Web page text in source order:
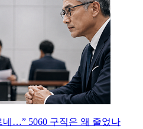
네…” 5060 구직은 왜 줄었나